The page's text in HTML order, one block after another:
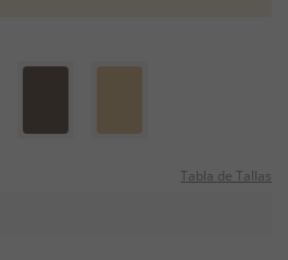
Tabla de Tallas